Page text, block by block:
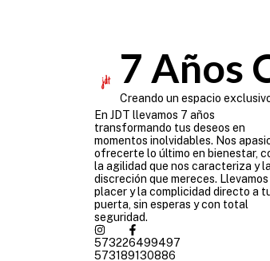
7 Años
Creando un espacio
En JDT llevamos 7 años
transformando tus deseos en
momentos inolvidables. Nos
ofrecerte lo último en bienestar,
la agilidad que nos caracteriza y la
discreción que mereces.
placer y la complicidad directo a
puerta, sin esperas y con total
seguridad.
573226499497
573189130886